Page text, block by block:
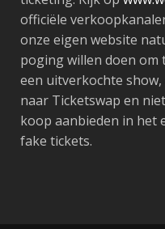
officiële
onze eigen website
poging willen doen om
een uitverkochte
naar Ticketswap en
koop aanbieden in het
fake tickets.